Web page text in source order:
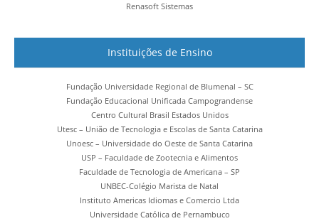
Renasoft Sistemas
Instituições de Ensino
Fundação Universidade Regional de Blumenal – SC
Fundação Educacional Unificada Campograndense
Centro Cultural Brasil Estados Unidos
Utesc – União de Tecnologia e Escolas de Santa Catarina
Unoesc – Universidade do Oeste de Santa Catarina
USP – Faculdade de Zootecnia e Alimentos
Faculdade de Tecnologia de Americana – SP
UNBEC-Colégio Marista de Natal
Instituto Americas Idiomas e Comercio Ltda
Universidade Católica de Pernambuco